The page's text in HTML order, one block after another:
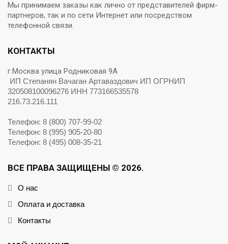
Мы принимаем заказы как лично от представителей фирм-
партнеров, так и по сети Интернет или посредством
телефонной связи.
КОНТАКТЫ
г.Москва улица Родниковая 9А
ИП Степанян Вачаган Артаваздович ИП ОГРНИП
320508100096276 ИНН 773166535578
216.73.216.111
Телефон: 8 (800) 707-99-02
Телефон: 8 (995) 905-20-80
Телефон: 8 (495) 008-35-21
ВСЕ ПРАВА ЗАЩИЩЕНЫ © 2026.
О нас
Оплата и доставка
Контакты